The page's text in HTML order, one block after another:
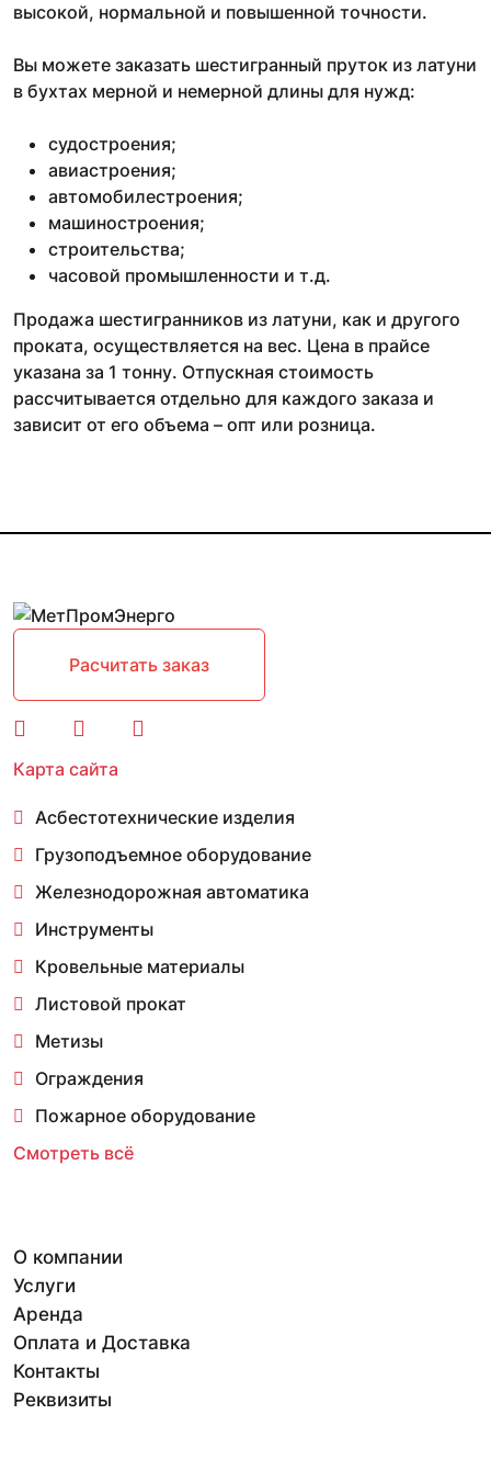
высокой, нормальной и повышенной точности.
Вы можете заказать шестигранный пруток из латуни
в бухтах мерной и немерной длины для нужд:
судостроения;
авиастроения;
автомобилестроения;
машиностроения;
строительства;
часовой промышленности и т.д.
Продажа шестигранников из латуни, как и другого
проката, осуществляется на вес. Цена в прайсе
указана за 1 тонну. Отпускная стоимость
рассчитывается отдельно для каждого заказа и
зависит от его объема – опт или розница.
Расчитать заказ
Карта сайта
Асбестотехнические изделия
Грузоподъемное оборудование
Железнодорожная автоматика
Инструменты
Кровельные материалы
Листовой прокат
Метизы
Ограждения
Пожарное оборудование
Смотреть всё
О компании
Услуги
Аренда
Оплата и Доставка
Контакты
Реквизиты